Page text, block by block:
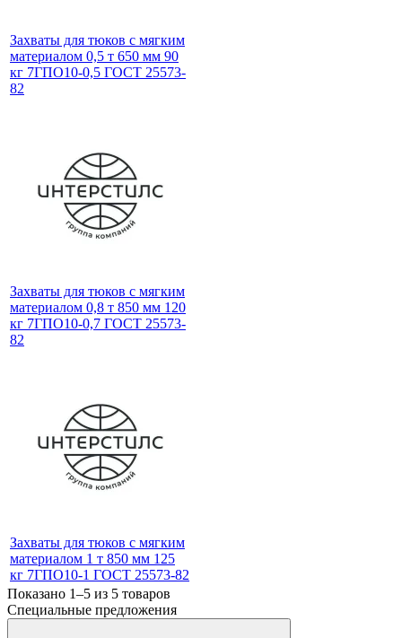
Захваты для тюков с мягким
материалом 0,5 т 650 мм 90
кг 7ГПО10-0,5 ГОСТ 25573-
82
Захваты для тюков с мягким
материалом 0,8 т 850 мм 120
кг 7ГПО10-0,7 ГОСТ 25573-
82
Захваты для тюков с мягким
материалом 1 т 850 мм 125
кг 7ГПО10-1 ГОСТ 25573-82
Показано 1–5 из 5 товаров
Специальные предложения